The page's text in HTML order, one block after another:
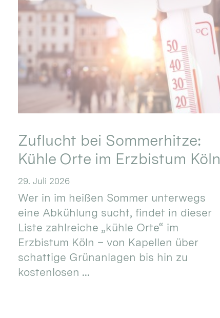
Zuflucht bei Sommerhitze:
Kühle Orte im Erzbistum Köln
29. Juli 2026
Wer in im heißen Sommer unterwegs
eine Abkühlung sucht, findet in dieser
Liste zahlreiche „kühle Orte“ im
Erzbistum Köln – von Kapellen über
schattige Grünanlagen bis hin zu
kostenlosen ...